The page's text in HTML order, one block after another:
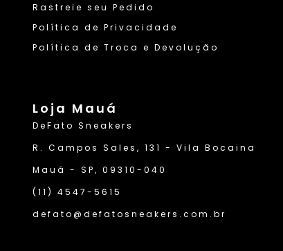
Rastreie seu Pedido
Política de Privacidade
Política de Troca e Devolução
Loja Mauá
DeFato Sneakers
R. Campos Sales, 131 - Vila Bocaina
Mauá - SP, 09310-040
(11) 4547-5615
defato@defatosneakers.com.br